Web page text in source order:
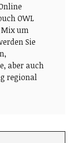
OWL
um
Sie
aber auch
regional